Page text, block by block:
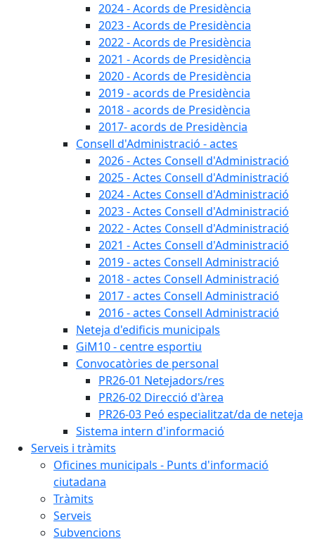
2024 - Acords de Presidència
2023 - Acords de Presidència
2022 - Acords de Presidència
2021 - Acords de Presidència
2020 - Acords de Presidència
2019 - acords de Presidència
2018 - acords de Presidència
2017- acords de Presidència
Consell d'Administració - actes
2026 - Actes Consell d'Administració
2025 - Actes Consell d'Administració
2024 - Actes Consell d'Administració
2023 - Actes Consell d'Administració
2022 - Actes Consell d'Administració
2021 - Actes Consell d'Administració
2019 - actes Consell Administració
2018 - actes Consell Administració
2017 - actes Consell Administració
2016 - actes Consell Administració
Neteja d'edificis municipals
GiM10 - centre esportiu
Convocatòries de personal
PR26-01 Netejadors/res
PR26-02 Direcció d'àrea
PR26-03 Peó especialitzat/da de neteja
Sistema intern d'informació
Serveis i tràmits
Oficines municipals - Punts d'informació
ciutadana
Tràmits
Serveis
Subvencions